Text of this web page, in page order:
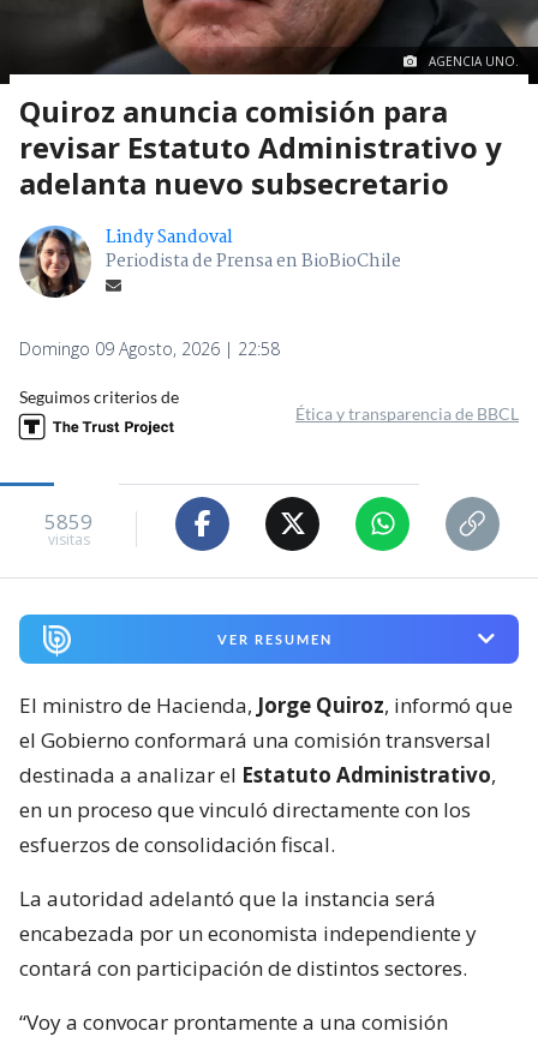
AGENCIA UNO.
Quiroz anuncia comisión para
revisar Estatuto Administrativo y
adelanta nuevo subsecretario
Lindy Sandoval
Periodista de Prensa en BioBioChile
Domingo 09 Agosto, 2026 | 22:58
Seguimos criterios de
Ética y transparencia de BBCL
5859
visitas
VER RESUMEN
El ministro de Hacienda, Jorge Quiroz, informó que
el Gobierno conformará una comisión transversal
destinada a analizar el Estatuto Administrativo,
en un proceso que vinculó directamente con los
esfuerzos de consolidación fiscal.
La autoridad adelantó que la instancia será
encabezada por un economista independiente y
contará con participación de distintos sectores.
“Voy a convocar prontamente a una comisión